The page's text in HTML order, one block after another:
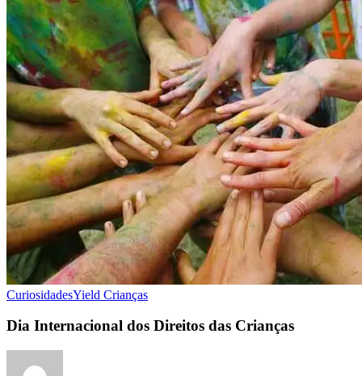
CuriosidadesYield Crianças
Dia Internacional dos Direitos das Crianças